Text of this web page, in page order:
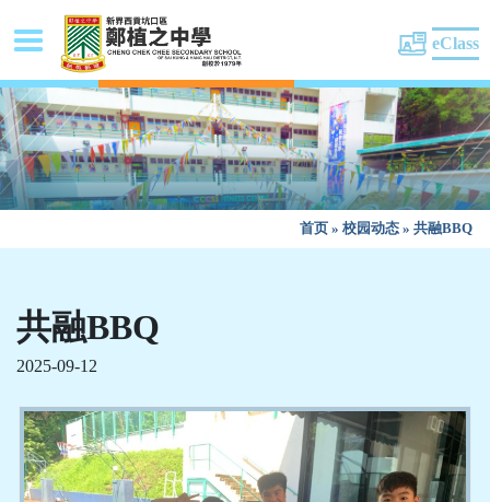
eClass
首页 » 校园动态 » 共融BBQ
共融BBQ
2025-09-12